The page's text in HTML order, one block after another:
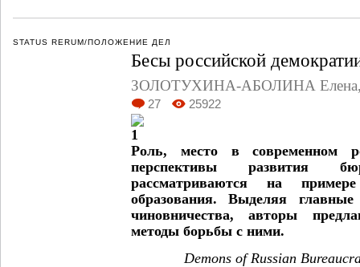
STATUS RERUM/ПОЛОЖЕНИЕ ДЕЛ
Бесы российской
ЗОЛОТУХИНА-АБОЛИНА
27 25922
Роль, место в современном
перспективы развития
рассматриваются на
образования. Выделяя главные
чиновничества, авторы
методы борьбы с ними.
Demons of Russian